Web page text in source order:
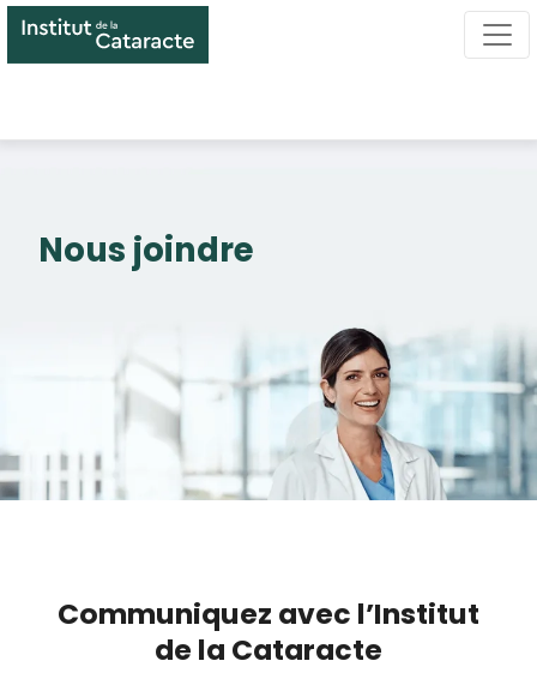
Aller
Nous joindre
Communiquez avec l’Institut
de la Cataracte